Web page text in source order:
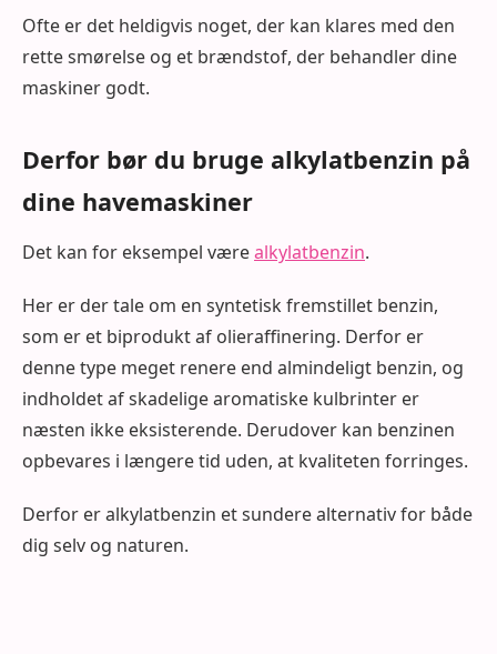
Ofte er det heldigvis noget, der kan klares med den
rette smørelse og et brændstof, der behandler dine
maskiner godt.
Derfor bør du bruge alkylatbenzin på
dine havemaskiner
Det kan for eksempel værealkylatbenzin.
Her er der tale om en syntetisk fremstillet benzin,
som er et biprodukt af olieraffinering. Derfor er
denne type meget renere end almindeligt benzin, og
indholdet af skadelige aromatiske kulbrinter er
næsten ikke eksisterende. Derudover kan benzinen
opbevares i længere tid uden, at kvaliteten forringes.
Derfor er alkylatbenzin et sundere alternativ for både
dig selv og naturen.